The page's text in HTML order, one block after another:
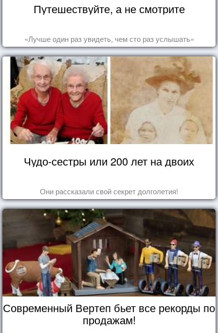
Путешествуйте, а не смотрите
«Лучше один раз увидеть, чем сто раз услышать»
Чудо-сестры или 200 лет на двоих
Они рассказали свой секрет долголетия!
Современный Вертеп бьет все рекорды по
продажам!